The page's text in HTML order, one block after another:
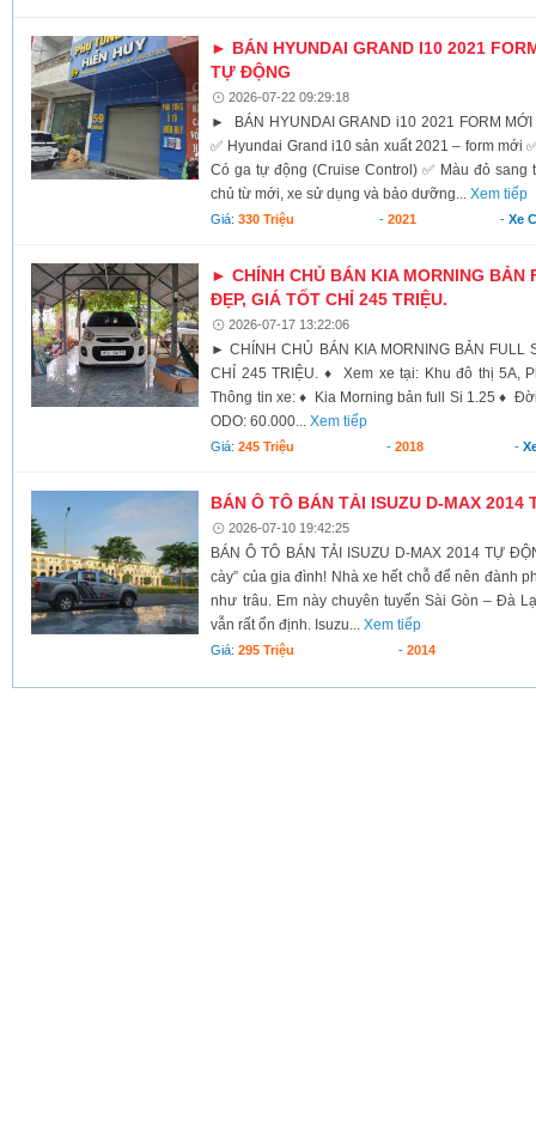
► BÁN HYUNDAI GRAND I10 2021
TỰ ĐỘNG
2026-07-22 09:29:18
► BÁN HYUNDAI GRAND i10 2021 FORM
✅ Hyundai Grand i10 sản xuất 2021 – form mới
Có ga tự động (Cruise Control) ✅ Màu đỏ sang
chủ từ mới, xe sử dụng và bảo dưỡng...Xem tiếp
Giá:330 Triệu - 2021 -Xe
► CHÍNH CHỦ BÁN KIA MORNING BẢN
ĐẸP, GIÁ TỐT CHỈ 245 TRIỆU.
2026-07-17 13:22:06
► CHÍNH CHỦ BÁN KIA MORNING BẢN FULL
CHỈ 245 TRIỆU. ♦ Xem xe tại: Khu đô thị 5A,
Thông tin xe: ♦ Kia Morning bản full Si 1.25 ♦
ODO: 60.000...Xem tiếp
Giá:245 Triệu - 2018 -
BÁN Ô TÔ BÁN TẢI ISUZU D-MAX 2014
2026-07-10 19:42:25
BÁN Ô TÔ BÁN TẢI ISUZU D-MAX 2014 TỰ
cày” của gia đình! Nhà xe hết chỗ để nên đành
như trâu. Em này chuyên tuyến Sài Gòn – Đà
vẫn rất ổn định. Isuzu...Xem tiếp
Giá:295 Triệu - 2014